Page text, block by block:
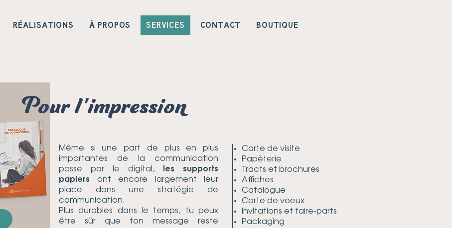
Pour l'impression
Même si une part de plus en plus
importantes de la communication
passe par le digital,
les supports
papiers ont encore largement leur
place dans une stratégie de
communication.
Plus durables dans le temps, tu peux
être sûr que ton message reste
Carte de visite
Papèterie
Tracts et brochures
Affiches
Catalogue
Carte de voeux
Invitations et faire-parts
Packaging
RÉALISATIONS À PROPOS SERVICES CONTACT BOUTIQUE